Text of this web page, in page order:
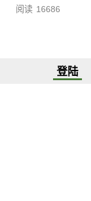
阅读 16686
登陆